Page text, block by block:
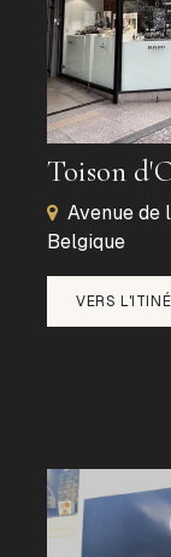
Toison
Avenue de
Belgique
VERS